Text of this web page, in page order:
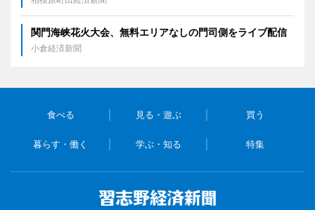
関門海峡花火大会、無料エリアなしの門司側をライブ配信
小倉経済新聞
食べる 見る・遊ぶ 買う
暮らす・働く 学ぶ・知る 特集